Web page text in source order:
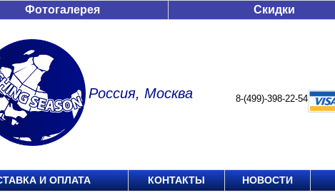
Фотогалерея Скидки
Россия, Москва 8-(499)-398-22-54
И ОПЛАТА КОНТАКТЫ НОВОСТИ